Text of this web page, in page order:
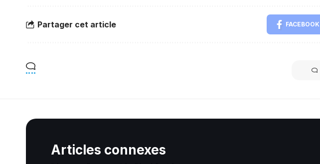
Partager cet article FACEBOOK
Articles connexes